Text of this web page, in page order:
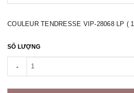
COULEUR TENDRESSE VIP-28068 LP (
SỐ LƯỢNG
-